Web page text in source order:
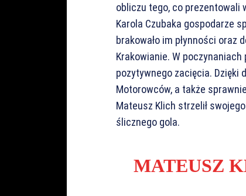
obliczu tego, co prezentowali
Karola Czubaka gospodarze
brakowało im płynności oraz
Krakowianie. W
pozytywnego zacięcia.
Motorowców, a także
Mateusz Klich strzelił
ślicznego gola.
MATEUSZ